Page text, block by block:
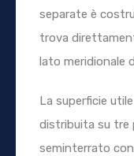
separate è
trova
lato meridionale
La superficie
distribuita su tre
seminterrato